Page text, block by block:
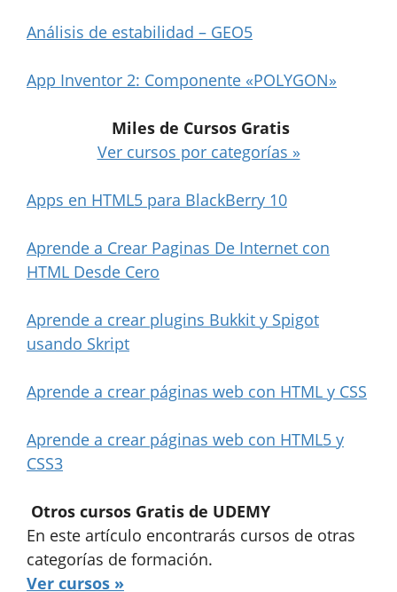
Análisis de estabilidad – GEO5
App Inventor 2: Componente «POLYGON»
Miles de Cursos Gratis
Ver cursos por categorías »
Apps en HTML5 para BlackBerry 10
Aprende a Crear Paginas De Internet con
HTML Desde Cero
Aprende a crear plugins Bukkit y Spigot
usando Skript
Aprende a crear páginas web con HTML y CSS
Aprende a crear páginas web con HTML5 y
CSS3
Otros cursos Gratis de UDEMY
En este artículo encontrarás cursos de otras
categorías de formación.
Ver cursos »